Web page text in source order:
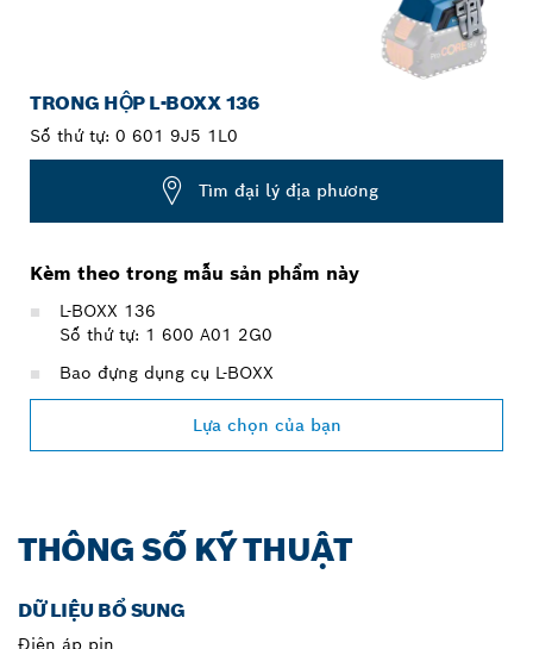
TRONG HỘP L-BOXX 136
Số thứ tự: 0 601 9J5 1L0
Tìm đại lý địa phương
Kèm theo trong mẫu sản phẩm này
L-BOXX 136
Số thứ tự: 1 600 A01 2G0
Bao đựng dụng cụ L-BOXX
Lựa chọn của bạn
THÔNG SỐ KỸ THUẬT
DỮ LIỆU BỔ SUNG
Điện áp pin